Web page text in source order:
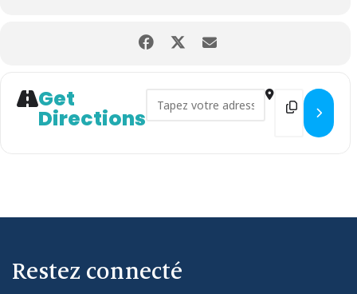
Get
Directions
Address - Lecture deDestination
Restez connecté